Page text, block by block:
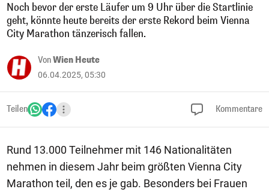
Noch bevor der erste Läufer um 9 Uhr über die Startlinie
geht, könnte heute bereits der erste Rekord beim Vienna
City Marathon tänzerisch fallen.
VonWien Heute
06.04.2025, 05:30
Teilen Kommentare
Rund 13.000 Teilnehmer mit 146 Nationalitäten
nehmen in diesem Jahr beim größten Vienna City
Marathon teil, den es je gab. Besonders bei Frauen